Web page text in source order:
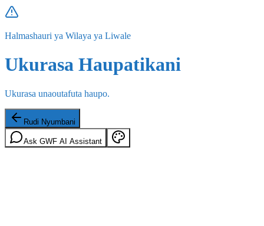
Halmashauri ya Wilaya ya Liwale
Ukurasa Haupatikani
Ukurasa unaoutafuta haupo.
Rudi Nyumbani
Ask GWF AI Assistant